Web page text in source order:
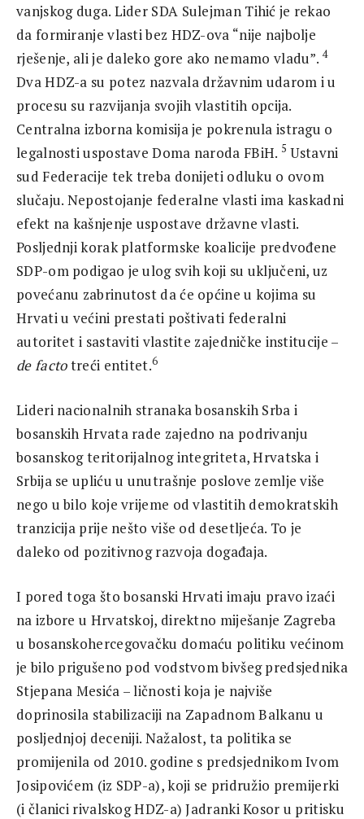
vanjskog duga. Lider SDA Sulejman Tihić je rekao
da formiranje vlasti bez HDZ-ova “nije najbolje
rješenje, ali je daleko gore ako nemamo vladu”. 4
Dva HDZ-a su potez nazvala državnim udarom i u
procesu su razvijanja svojih vlastitih opcija.
Centralna izborna komisija je pokrenula istragu o
legalnosti uspostave Doma naroda FBiH. 5 Ustavni
sud Federacije tek treba donijeti odluku o ovom
slučaju. Nepostojanje federalne vlasti ima kaskadni
efekt na kašnjenje uspostave državne vlasti.
Posljednji korak platformske koalicije predvođene
SDP-om podigao je ulog svih koji su uključeni, uz
povećanu zabrinutost da će općine u kojima su
Hrvati u većini prestati poštivati federalni
autoritet i sastaviti vlastite zajedničke institucije –
de factotreći entitet.6
Lideri nacionalnih stranaka bosanskih Srba i
bosanskih Hrvata rade zajedno na podrivanju
bosanskog teritorijalnog integriteta, Hrvatska i
Srbija se upliću u unutrašnje poslove zemlje više
nego u bilo koje vrijeme od vlastitih demokratskih
tranzicija prije nešto više od desetljeća. To je
daleko od pozitivnog razvoja događaja.
I pored toga što bosanski Hrvati imaju pravo izaći
na izbore u Hrvatskoj, direktno miješanje Zagreba
u bosanskohercegovačku domaću politiku većinom
je bilo prigušeno pod vodstvom bivšeg predsjednika
Stjepana Mesića – ličnosti koja je najviše
doprinosila stabilizaciji na Zapadnom Balkanu u
posljednjoj deceniji. Nažalost, ta politika se
promijenila od 2010. godine s predsjednikom Ivom
Josipovićem (iz SDP-a), koji se pridružio premijerki
(i članici rivalskog HDZ-a) Jadranki Kosor u pritisku